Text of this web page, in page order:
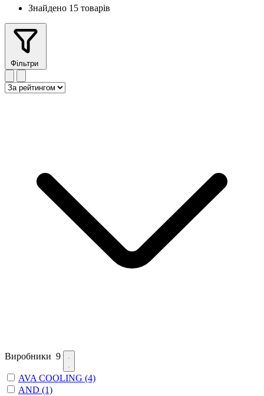
Знайдено 15 товарів
Фільтри
Виробники 9
AVA COOLING (4)
AND (1)